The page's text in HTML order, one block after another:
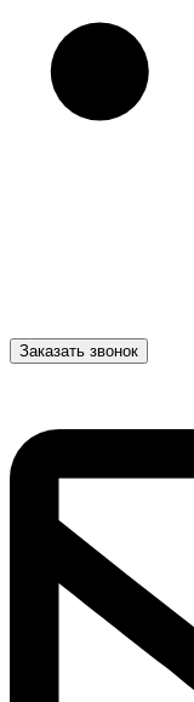
Заказать звонок